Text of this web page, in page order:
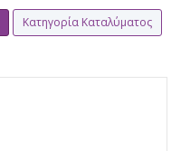
Κατηγορία Καταλύματος